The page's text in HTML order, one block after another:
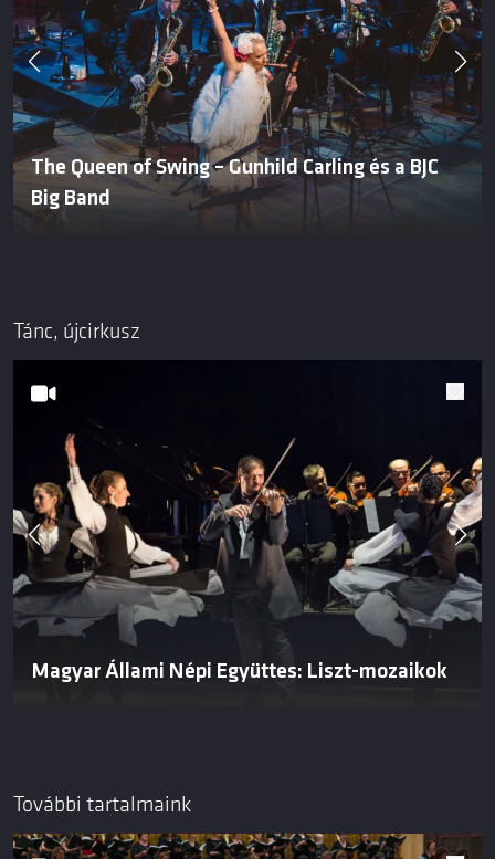
The Queen of Swing – Gunhild Carling és a BJC
Big Band
Tánc, újcirkusz
Magyar Állami Népi Együttes: Liszt-mozaikok
További tartalmaink